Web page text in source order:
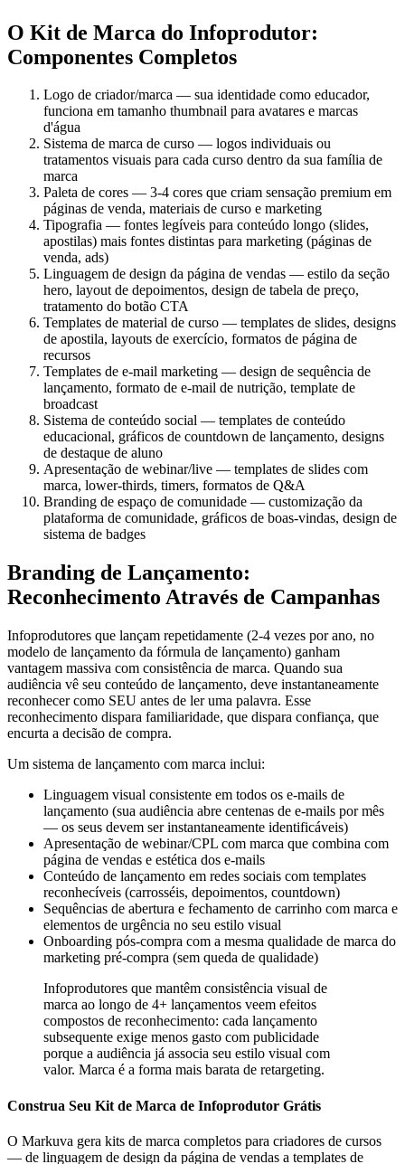
O Kit de Marca do Infoprodutor:
Componentes Completos
Logo de criador/marca — sua identidade como educador,
funciona em tamanho thumbnail para avatares e marcas
d'água
Sistema de marca de curso — logos individuais ou
tratamentos visuais para cada curso dentro da sua família de
marca
Paleta de cores — 3-4 cores que criam sensação premium em
páginas de venda, materiais de curso e marketing
Tipografia — fontes legíveis para conteúdo longo (slides,
apostilas) mais fontes distintas para marketing (páginas de
venda, ads)
Linguagem de design da página de vendas — estilo da seção
hero, layout de depoimentos, design de tabela de preço,
tratamento do botão CTA
Templates de material de curso — templates de slides, designs
de apostila, layouts de exercício, formatos de página de
recursos
Templates de e-mail marketing — design de sequência de
lançamento, formato de e-mail de nutrição, template de
broadcast
Sistema de conteúdo social — templates de conteúdo
educacional, gráficos de countdown de lançamento, designs
de destaque de aluno
Apresentação de webinar/live — templates de slides com
marca, lower-thirds, timers, formatos de Q&A
Branding de espaço de comunidade — customização da
plataforma de comunidade, gráficos de boas-vindas, design de
sistema de badges
Branding de Lançamento:
Reconhecimento Através de Campanhas
Infoprodutores que lançam repetidamente (2-4 vezes por ano, no
modelo de lançamento da fórmula de lançamento) ganham
vantagem massiva com consistência de marca. Quando sua
audiência vê seu conteúdo de lançamento, deve instantaneamente
reconhecer como SEU antes de ler uma palavra. Esse
reconhecimento dispara familiaridade, que dispara confiança, que
encurta a decisão de compra.
Um sistema de lançamento com marca inclui:
Linguagem visual consistente em todos os e-mails de
lançamento (sua audiência abre centenas de e-mails por mês
— os seus devem ser instantaneamente identificáveis)
Apresentação de webinar/CPL com marca que combina com
página de vendas e estética dos e-mails
Conteúdo de lançamento em redes sociais com templates
reconhecíveis (carrosséis, depoimentos, countdown)
Sequências de abertura e fechamento de carrinho com marca e
elementos de urgência no seu estilo visual
Onboarding pós-compra com a mesma qualidade de marca do
marketing pré-compra (sem queda de qualidade)
Infoprodutores que mantêm consistência visual de
marca ao longo de 4+ lançamentos veem efeitos
compostos de reconhecimento: cada lançamento
subsequente exige menos gasto com publicidade
porque a audiência já associa seu estilo visual com
valor. Marca é a forma mais barata de retargeting.
Construa Seu Kit de Marca de Infoprodutor Grátis
O Markuva gera kits de marca completos para criadores de cursos
— de linguagem de design da página de vendas a templates de